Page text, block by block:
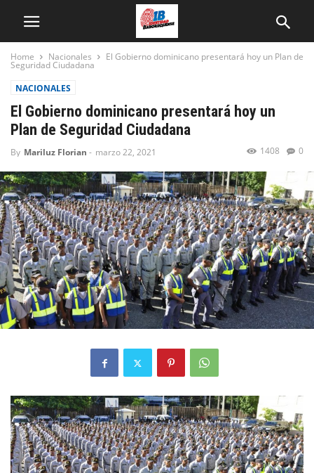
Home Nacionales El Gobierno dominicano presentará hoy un Plan de
Seguridad Ciudadana
NACIONALES
El Gobierno dominicano presentará hoy un
Plan de Seguridad Ciudadana
By Mariluz Florian - marzo 22, 2021 0
1408